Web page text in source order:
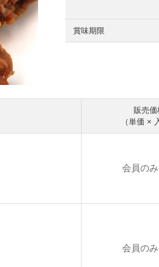
賞味期限
販売価
（単価 ×
会員の
会員の